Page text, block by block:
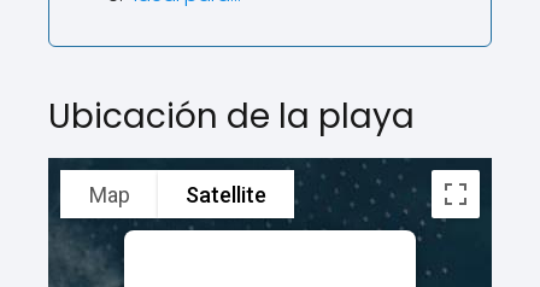
Ubicación de la playa
Map Satellite